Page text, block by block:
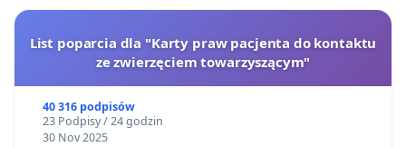
List poparcia dla "Karty praw pacjenta do kontaktu
ze zwierzęciem towarzyszącym"
40 316 podpisów
23 Podpisy / 24 godzin
30 Nov 2025